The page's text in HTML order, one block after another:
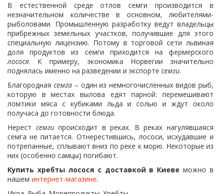
В естественной среде отлов семги производится в
незначительном количестве в основном, любителями-
рыболовами. Промышленную разработку ведут владельцы
прибрежных земельных участков, получившие для этого
специальную лицензию. Потому в торговой сети львиная
доля продуктов из семги приходится на фермерского
лосося. К примеру, экономика Норвегии значительно
поднялась именно на разведении и экспорте семги.
Благородная семга– один из немногочисленных видов рыб,
которую в местах вылова едят парной: перемешивают
ломтики мяса с кубиками льда и солью и ждут около
получаса до готовности блюда.
Нерест семгипроисходит в реках. В реках нагулявшаяся
семга не питается. Отнерестившись, лососи, исхудавшие и
потрепанные, сплывают вниз по реке к морю. Некоторые из
них (особенно самцы) погибают.
Купить хребты лосося с доставкой в Киеве можно в
нашем интернет-магазине.